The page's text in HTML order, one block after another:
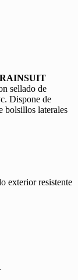
sellado de
Dispone de
bolsillos laterales
exterior resistente